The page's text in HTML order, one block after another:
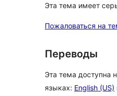
Эта тема имеет
Пожаловаться на
Переводы
Эта тема доступна
языках: English (US)